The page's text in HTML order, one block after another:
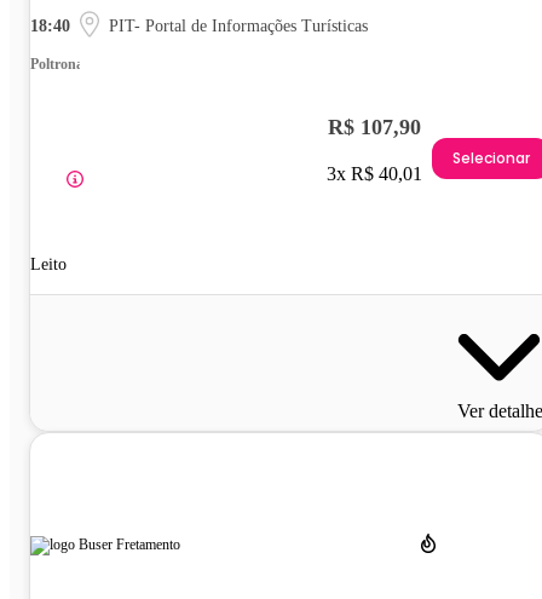
18:40 PIT- Portal de Informações Turísticas
Poltrona
Leito
R$ 107,90
3x R$ 40,01
Selecionar
Ver